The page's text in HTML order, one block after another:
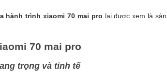
hành trình xiaomi 70 mai pro lại được xem là sản
70 mai pro
trọng và tinh tế